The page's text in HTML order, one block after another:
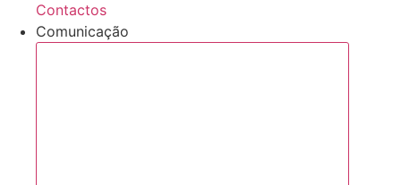
Contactos
Comunicação